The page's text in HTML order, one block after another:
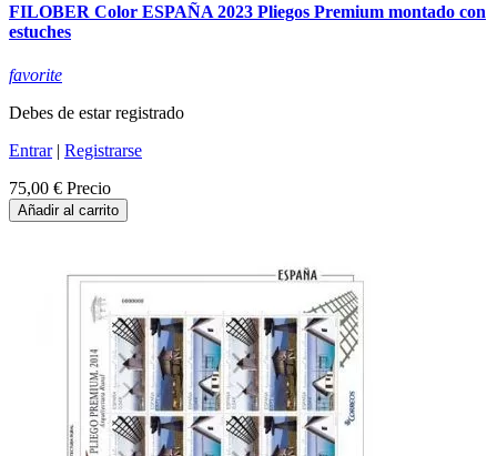
FILOBER Color ESPAÑA 2023 Pliegos Premium montado con
estuches
favorite
Debes de estar registrado
Entrar| Registrarse
75,00 € Precio
Añadir al carrito